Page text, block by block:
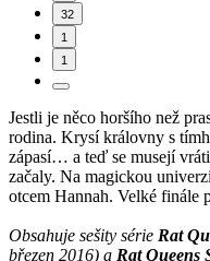
32
1
1
Jestli je něco horšího než
rodina. Krysí královny s
zápasí… a teď se musejí
začaly. Na magickou
otcem Hannah. Velké finále
Obsahuje sešity série Rat
březen 2016) a Rat Queens